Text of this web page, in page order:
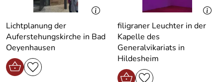
Lichtplanung der
Auferstehungskirche in Bad
Oeyenhausen
filigraner Leuchter in der
Kapelle des
Generalvikariats in
Hildesheim